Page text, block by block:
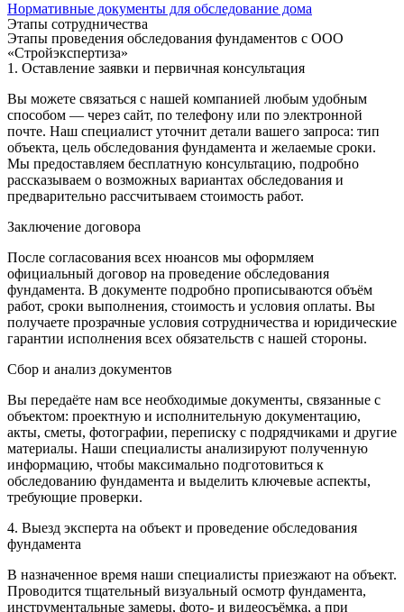
Нормативные документы для обследование дома
Этапы сотрудничества
Этапы проведения обследования фундаментов с ООО
«Стройэкспертиза»
1. Оставление заявки и первичная консультация
Вы можете связаться с нашей компанией любым удобным
способом — через сайт, по телефону или по электронной
почте. Наш специалист уточнит детали вашего запроса: тип
объекта, цель обследования фундамента и желаемые сроки.
Мы предоставляем бесплатную консультацию, подробно
рассказываем о возможных вариантах обследования и
предварительно рассчитываем стоимость работ.
Заключение договора
После согласования всех нюансов мы оформляем
официальный договор на проведение обследования
фундамента. В документе подробно прописываются объём
работ, сроки выполнения, стоимость и условия оплаты. Вы
получаете прозрачные условия сотрудничества и юридические
гарантии исполнения всех обязательств с нашей стороны.
Сбор и анализ документов
Вы передаёте нам все необходимые документы, связанные с
объектом: проектную и исполнительную документацию,
акты, сметы, фотографии, переписку с подрядчиками и другие
материалы. Наши специалисты анализируют полученную
информацию, чтобы максимально подготовиться к
обследованию фундамента и выделить ключевые аспекты,
требующие проверки.
4. Выезд эксперта на объект и проведение обследования
фундамента
В назначенное время наши специалисты приезжают на объект.
Проводится тщательный визуальный осмотр фундамента,
инструментальные замеры, фото- и видеосъёмка, а при